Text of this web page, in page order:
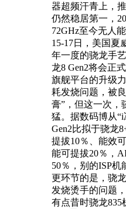
器超频汗青上，
仍然稳居第一，
72GHz至今无人
15-17日，美国夏
年一度的骁龙手
龙8 Gen2将会正
旗舰平台的升级
耗发烧问题，被
膏”，但这一次，
猛。据数码博从
Gen2比拟于骁龙
提拔10％、能效
能可提拔20％，
50％，别的ISP机
更环节的是，骁
发烧烫手的问题
有点昔时骁龙835